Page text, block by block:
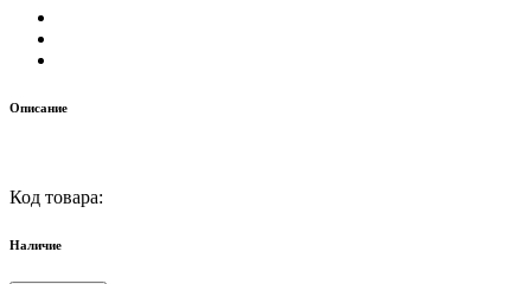
Описание
Код товара:
Наличие